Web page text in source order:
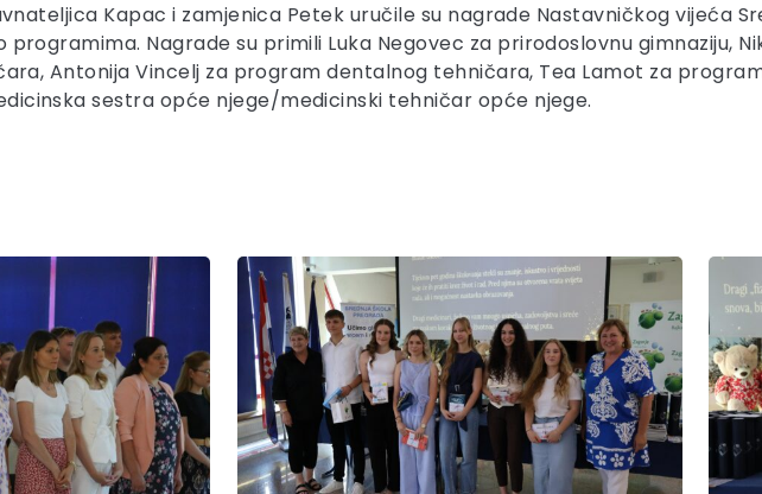
Kapac i zamjenica Petek uručile su nagrade Nastavničkog vijeća
Nagrade su primili Luka Negovec za prirodoslovnu gimnaziju,
Antonija Vincelj za program dentalnog tehničara, Tea Lamot za
sestra opće njege/medicinski tehničar opće njege.